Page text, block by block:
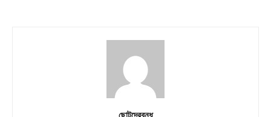
ছোটদেরবন্ধু